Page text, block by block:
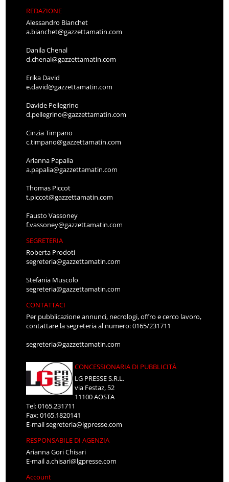
REDAZIONE
Alessandro Bianchet
a.bianchet@gazzettamatin.com
Danila Chenal
d.chenal@gazzettamatin.com
Erika David
e.david@gazzettamatin.com
Davide Pellegrino
d.pellegrino@gazzettamatin.com
Cinzia Timpano
c.timpano@gazzettamatin.com
Arianna Papalia
a.papalia@gazzettamatin.com
Thomas Piccot
t.piccot@gazzettamatin.com
Fausto Vassoney
f.vassoney@gazzettamatin.com
SEGRETERIA
Roberta Prodoti
segreteria@gazzettamatin.com
Stefania Muscolo
segreteria@gazzettamatin.com
CONTATTACI
Per pubblicazione annunci, necrologi, offro e cerco lavoro,
contattare la segreteria al numero: 0165/231711
segreteria@gazzettamatin.com
CONCESSIONARIA DI PUBBLICITÀ
LG PRESSE S.R.L.
via Festaz, 52
11100 AOSTA
Tel: 0165.231711
Fax: 0165.1820141
E-mailsegreteria@lgpresse.com
RESPONSABILE DI AGENZIA
Arianna Gori Chisari
E-maila.chisari@lgpresse.com
Account